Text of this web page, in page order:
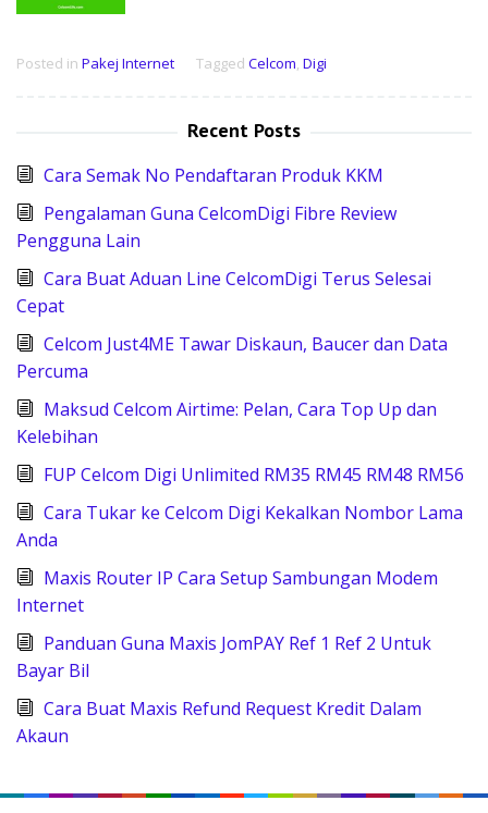
Posted in Pakej Internet Tagged Celcom, Digi
Recent Posts
Cara Semak No Pendaftaran Produk KKM
Pengalaman Guna CelcomDigi Fibre Review
Pengguna Lain
Cara Buat Aduan Line CelcomDigi Terus Selesai
Cepat
Celcom Just4ME Tawar Diskaun, Baucer dan Data
Percuma
Maksud Celcom Airtime: Pelan, Cara Top Up dan
Kelebihan
FUP Celcom Digi Unlimited RM35 RM45 RM48 RM56
Cara Tukar ke Celcom Digi Kekalkan Nombor Lama
Anda
Maxis Router IP Cara Setup Sambungan Modem
Internet
Panduan Guna Maxis JomPAY Ref 1 Ref 2 Untuk
Bayar Bil
Cara Buat Maxis Refund Request Kredit Dalam
Akaun